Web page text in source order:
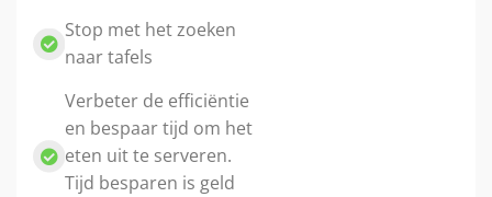
Stop met het zoeken
naar tafels
Verbeter de efficiëntie
en bespaar tijd om het
eten uit te serveren.
Tijd besparen is geld